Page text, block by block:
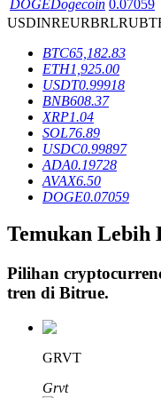
Penguncian BTR
Investasi eksklusif
Pinjaman
Layanan pinjaman
DOGEDogecoin 0.07059
USDINREURBRLRUB
BTC65,182.83
ETH1,925.00
USDT0.99918
BNB608.37
XRP1.04
SOL76.89
USDC0.99897
ADA0.19728
AVAX6.50
DOGE0.07059
Temukan Lebih
Pilihan
tren di Bitrue.
GRVT
Grvt